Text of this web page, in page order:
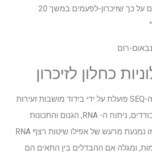
צאצאיו שומרים על כך שזיכרון-לפעמים במשך 20
רום
כחלון לזיכרון
שיטת המיקרו-קולוניה-SEQ פועלת על ידי בידוד מושבות זעירות
הנובטות מחיידקים בודדים, ניתוח ה- RNA, הגנום והתכונות
הפיזיות שלהן. גישה זו נמנעת מרעש של אפילו שיטות רצף RNA
ומגלה אם ההבדלים בין התאים הם